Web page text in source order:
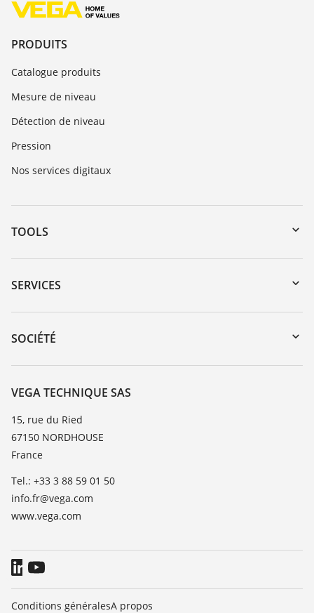
PRODUITS
Catalogue produits
Mesure de niveau
Détection de niveau
Pression
Nos services digitaux
TOOLS
Téléchargements
Recherche par numéro de série
DTM Collection/PACTware
SERVICES
Retour d'appareil
Formations
Liste de compatibilité chimique
TeamViewer
SOCIÉTÉ
Carrière
À propos de VEGA
Contact
News
Blog
VEGA TECHNIQUE SAS
15, rue du Ried
67150 NORDHOUSE
France
Tel.: +33 3 88 59 01 50
info.fr@vega.com
www.vega.com
Conditions généralesA propos